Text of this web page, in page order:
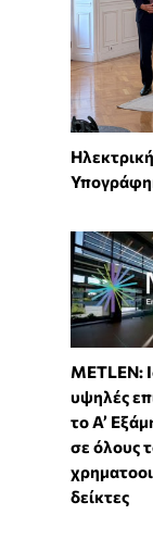
METLEN:
υψηλές
το Α’
σε όλους
δείκτες